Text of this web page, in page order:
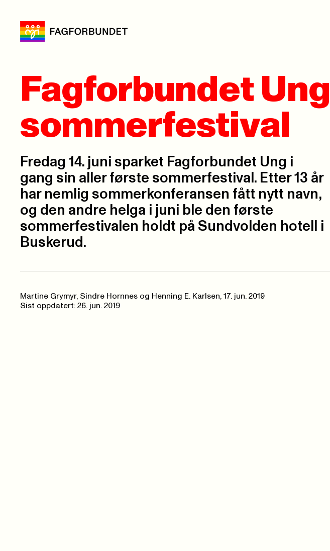
Fagforbundet
sommerfestival
Fredag 14. juni sparket Fagforbundet Ung i
gang sin aller første sommerfestival. Etter 13 år
har nemlig sommerkonferansen fått nytt navn,
og den andre helga i juni ble den første
sommerfestivalen holdt på Sundvolden hotell i
Buskerud.
Martine Grymyr, Sindre Hornnes og Henning E. Karlsen, 17. jun. 2019
Sist oppdatert: 26. jun. 2019